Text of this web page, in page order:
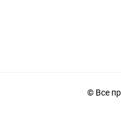
© Все